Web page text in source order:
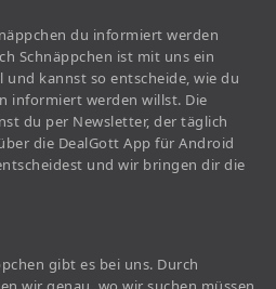
du informiert werden
Schnäppchen ist mit uns ein
und kannst so entscheide, wie du
informiert werden willst. Die
du per Newsletter, der täglich
die DealGott App für Android
und wir bringen dir die
gibt es bei uns. Durch